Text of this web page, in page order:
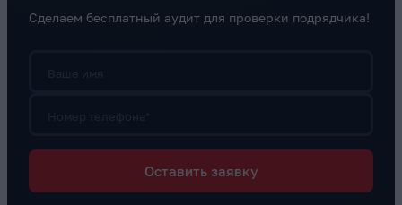
Сделаем бесплатный аудит для проверки подрядчика!
Оставить заявку